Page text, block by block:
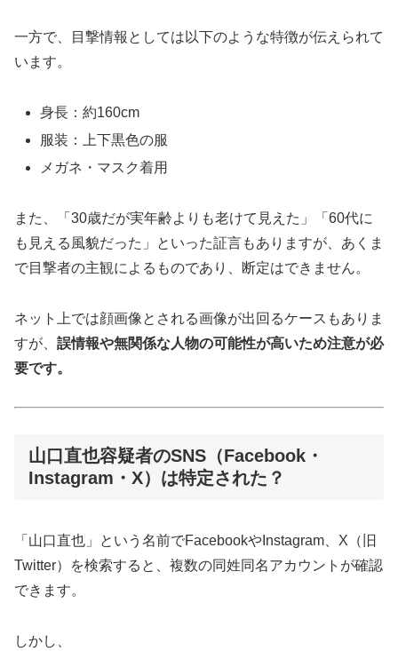
一方で、目撃情報としては以下のような特徴が伝えられて
います。
身長：約160cm
服装：上下黒色の服
メガネ・マスク着用
また、「30歳だが実年齢よりも老けて見えた」「60代に
も見える風貌だった」といった証言もありますが、あくま
で目撃者の主観によるものであり、断定はできません。
ネット上では顔画像とされる画像が出回るケースもありま
すが、 誤情報や無関係な人物の可能性が高いため注意が必
要です。
山口直也容疑者のSNS（Facebook・
Instagram・X）は特定された？
「山口直也」という名前でFacebookやInstagram、X（旧
Twitter）を検索すると、複数の同姓同名アカウントが確認
できます。
しかし、